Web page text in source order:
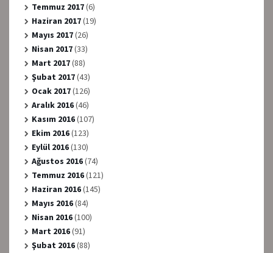
Temmuz 2017(6)
Haziran 2017(19)
Mayıs 2017(26)
Nisan 2017(33)
Mart 2017(88)
Şubat 2017(43)
Ocak 2017(126)
Aralık 2016(46)
Kasım 2016(107)
Ekim 2016(123)
Eylül 2016(130)
Ağustos 2016(74)
Temmuz 2016(121)
Haziran 2016(145)
Mayıs 2016(84)
Nisan 2016(100)
Mart 2016(91)
Şubat 2016(88)